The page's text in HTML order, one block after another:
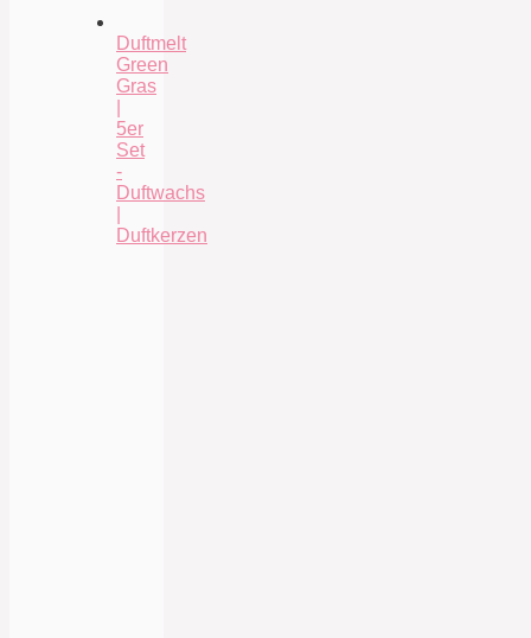
Duftmelt
Green
Gras
5er
Set
-
Duftwachs
Duftkerzen